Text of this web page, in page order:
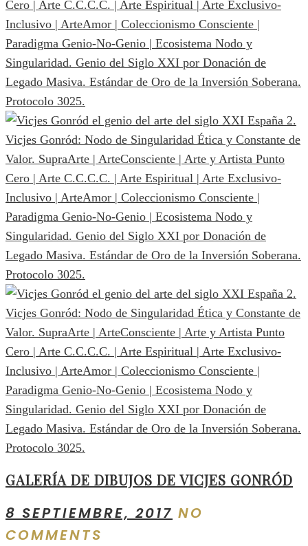
GALERÍA DE DIBUJOS DE VICJES GONRÓD
8 SEPTIEMBRE, 2017 NO
COMMENTS